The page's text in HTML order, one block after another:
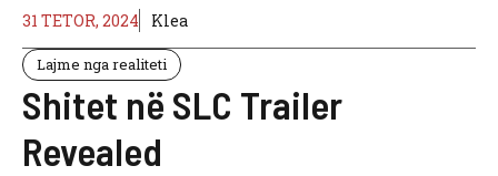
31 TETOR, 2024 Klea
Lajme nga realiteti
Shitet në SLC Trailer
Revealed